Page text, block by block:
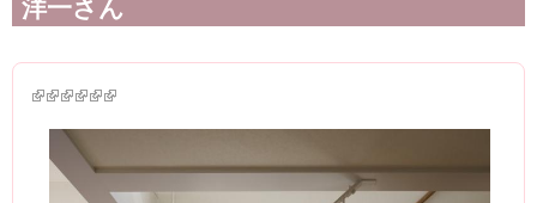
(link is external)
(link is external)
(link is external)
(link is external)
(link is external)
(link is external)